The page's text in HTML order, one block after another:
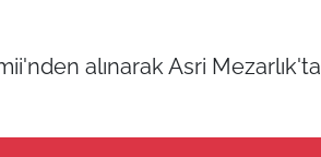
alınarak Asri Mezarlık'ta